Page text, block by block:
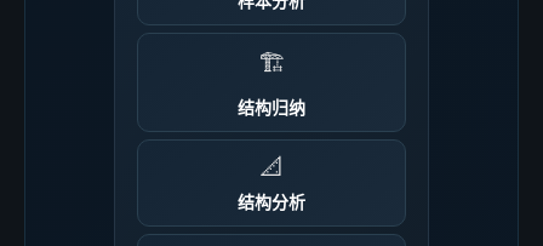
🏗️
结构归纳
📐
结构分析